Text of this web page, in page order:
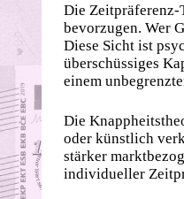
Die Zeitpräferenz-
bevorzugen. Wer
Diese Sicht ist
überschüssiges
einem
Die
oder künstlich
stärker
individueller